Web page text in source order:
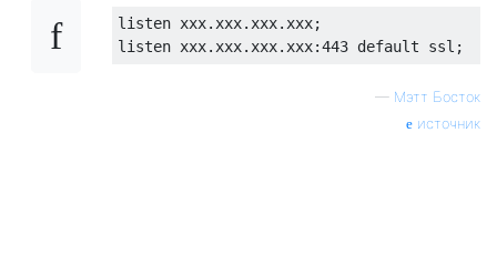
listen xxx.xxx.xxx.xxx;
— Мэтт Босток
источник